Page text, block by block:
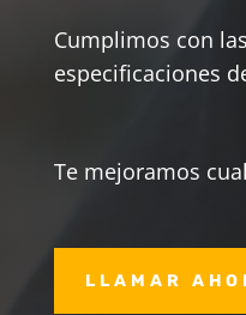
Cumplimos con
especificaciones
Te mejoramos
LLAMAR